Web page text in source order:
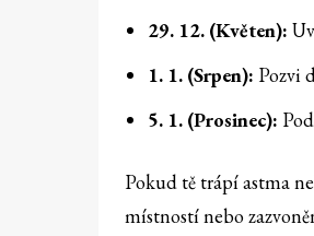
29. 12. (Květen):
1. 1. (Srpen): Pozvi
5. 1. (Prosinec):
Pokud tě trápí astma
místností nebo